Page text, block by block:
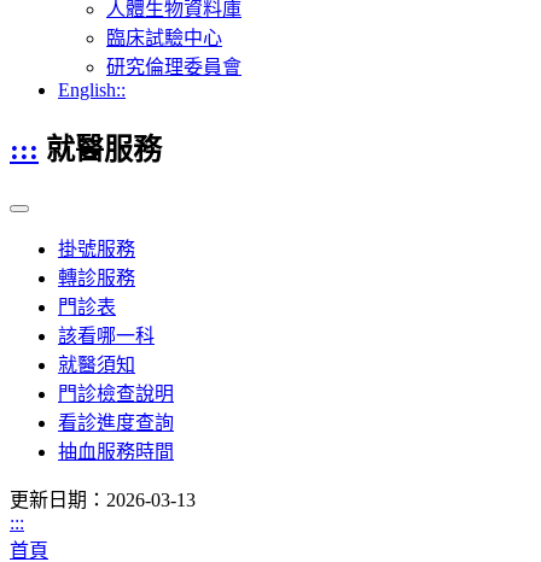
人體生物資料庫
臨床試驗中心
研究倫理委員會
English::
::: 就醫服務
掛號服務
轉診服務
門診表
該看哪一科
就醫須知
門診檢查說明
看診進度查詢
抽血服務時間
更新日期：2026-03-13
:::
首頁